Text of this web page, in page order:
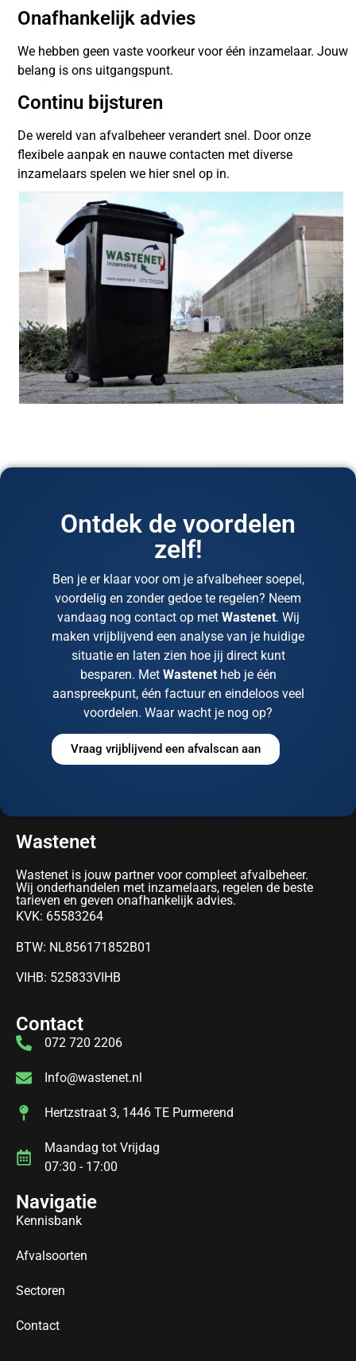
Onafhankelijk advies
We hebben geen vaste voorkeur voor één inzamelaar. Jouw
belang is ons uitgangspunt.
Continu bijsturen
De wereld van afvalbeheer verandert snel. Door onze
flexibele aanpak en nauwe contacten met diverse
inzamelaars spelen we hier snel op in.
Ontdek de voordelen
zelf!
Ben je er klaar voor om je afvalbeheer soepel,
voordelig en zonder gedoe te regelen? Neem
vandaag nog contact op met Wastenet. Wij
maken vrijblijvend een analyse van je huidige
situatie en laten zien hoe jij direct kunt
besparen. Met Wastenetheb je één
aanspreekpunt, één factuur en eindeloos veel
voordelen. Waar wacht je nog op?
Vraag vrijblijvend een afvalscan aan
Wastenet
Wastenet is jouw partner voor compleet afvalbeheer.
Wij onderhandelen met inzamelaars, regelen de beste
tarieven en geven onafhankelijk advies.
KVK: 65583264
BTW: NL856171852B01
VIHB: 525833VIHB
Contact
072 720 2206
Info@wastenet.nl
Hertzstraat 3, 1446 TE Purmerend
Maandag tot Vrijdag
07:30 - 17:00
Navigatie
Kennisbank
Afvalsoorten
Sectoren
Contact